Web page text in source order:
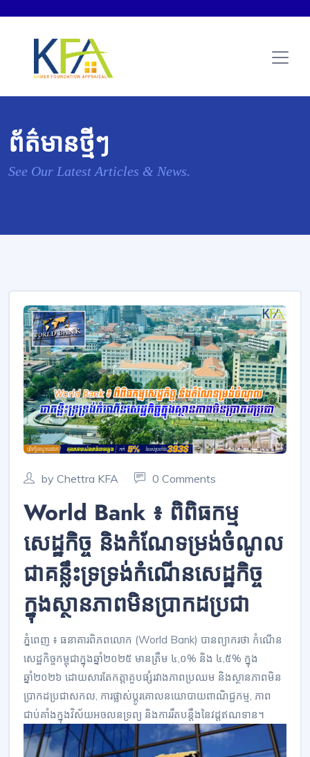
ព័ត៌មានថ្មីៗ
See Our Latest Articles & News.
by Chettra KFA 0 Comments
World Bank ៖ ពិពិធកម្ម
សេដ្ឋកិច្ច និងកំណែទម្រង់ចំណូល
ជាគន្លឹះទ្រទ្រង់កំណើនសេដ្ឋកិច្ច
ក្នុងស្ថានភាពមិនប្រាកដប្រជា
ភ្នំពេញ ៖ ធនាគារពិភពលោក (World Bank) បានព្យាករថា កំណើន
សេដ្ឋកិច្ចកម្ពុជាក្នុងឆ្នាំ២០២៥ មានត្រឹម ៤,០% និង ៤,៥% ក្នុង
ឆ្នាំ២០២៦ ដោយសារតែកត្តាគួបផ្សំរវាងភាពប្រឈម និងស្ថានភាពមិន
ប្រាកដប្រជាសកល, ការផ្លាស់ប្តូរគោលនយោបាយពាណិជ្ជកម្ម, ភាព
ជាប់គាំងក្នុងវិស័យអចលនទ្រព្យ និងការរឹតបន្តឹងនៃវដ្តឥណទាន។